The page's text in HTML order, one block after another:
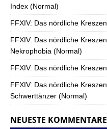
Index (Normal)
FFXIV: Das nördliche
FFXIV: Das nördliche
Nekrophobia (Normal)
FFXIV: Das nördliche
FFXIV: Das nördliche
Schwerttänzer (Normal)
NEUESTE KOMMENTARE